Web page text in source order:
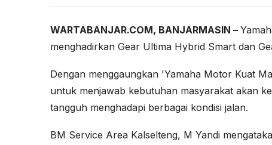
WARTABANJAR.COM, BANJARMASIN –
menghadirkan Gear Ultima Hybrid Smart dan
Dengan menggaungkan 'Yamaha Motor Kuat
untuk menjawab kebutuhan masyarakat akan
tangguh menghadapi berbagai kondisi jalan.
BM Service Area Kalselteng, M Yandi